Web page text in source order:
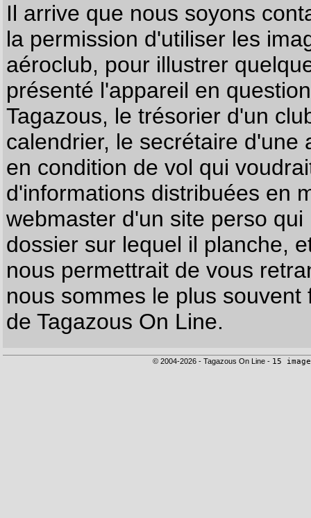
Il arrive que nous soyons
la permission d'utiliser les
aéroclub, pour illustrer
présenté l'appareil en
Tagazous, le trésorier d'un
calendrier, le secrétaire
en condition de vol qui
d'informations distribuées en
webmaster d'un site perso
dossier sur lequel il planche,
nous permettrait de vous
nous sommes le plus
de Tagazous On Line.
© 2004-2026 - Tagazous On Line - 15